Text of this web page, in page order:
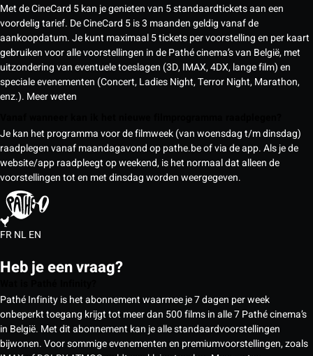
Met de CineCard 5 kan je genieten van 5 standaardtickets aan een
voordelig tarief. De CineCard 5 is 3 maanden geldig vanaf de
aankoopdatum. Je kunt maximaal 5 tickets per voorstelling en per kaart
gebruiken voor alle voorstellingen in de Pathé cinema’s van België, met
uitzondering van eventuele toeslagen (3D, IMAX, 4DX, lange film) en
speciale evenementen (Concert, Ladies Night, Terror Night, Marathon,
enz.). Meer weten
Je kan het programma voor de filmweek (van woensdag t/m dinsdag)
raadplegen vanaf maandagavond op pathe.be of via de app. Als je de
website/app raadpleegt op weekend, is het normaal dat alleen de
voorstellingen tot en met dinsdag worden weergegeven.
FRNLEN
Heb je een vraag?
Pathé Infinity is het abonnement waarmee je 7 dagen per week
onbeperkt toegang krijgt tot meer dan 500 films in alle 7 Pathé cinema’s
in België. Met dit abonnement kan je alle standaardvoorstellingen
bijwonen. Voor sommige evenementen en premiumvoorstellingen, zoals